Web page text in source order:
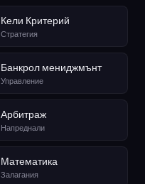
Кели Критерий
Стратегия
Банкрол мениджмънт
Управление
Арбитраж
Напреднали
Математика
Залагания